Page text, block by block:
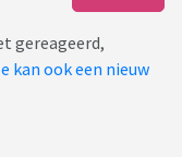
gereageerd,
kan ook een nieuw